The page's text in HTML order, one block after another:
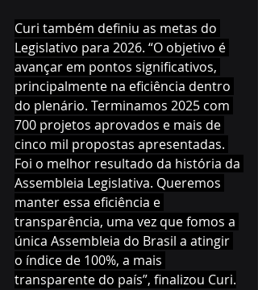
Curi também definiu as metas do
Legislativo para 2026. “O objetivo é
avançar em pontos significativos,
principalmente na eficiência dentro
do plenário. Terminamos 2025 com
700 projetos aprovados e mais de
cinco mil propostas apresentadas.
Foi o melhor resultado da história da
Assembleia Legislativa. Queremos
manter essa eficiência e
transparência, uma vez que fomos a
única Assembleia do Brasil a atingir
o índice de 100%, a mais
transparente do país”, finalizou Curi.